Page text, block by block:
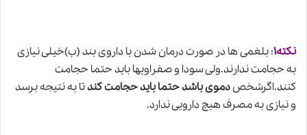
نکته۱ : بلغمی ها در صورت درمان شدن با داروی بند (ب)خیلی نیازی
به حجامت ندارند.ولی سودا و صفراویها باید حتما حجامت
کنند.اگرشخصدموی باشد حتما بایدحجامتکندتا به نتیجه برسد
و نیازی به مصرف هیچ دارویی ندارد.